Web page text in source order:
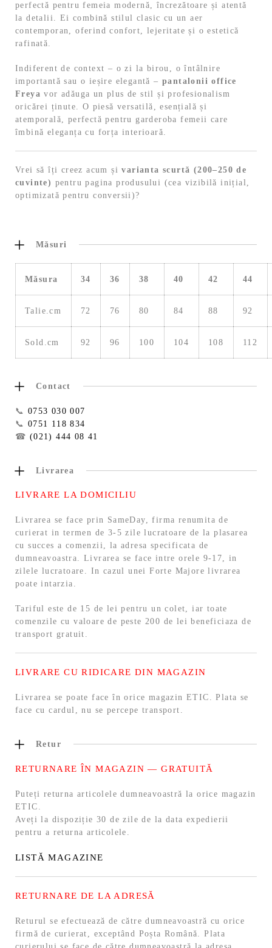
perfectă pentru femeia modernă, încrezătoare și atentă
la detalii. Ei combină stilul clasic cu un aer
contemporan, oferind confort, lejeritate și o estetică
rafinată.
Indiferent de context – o zi la birou, o întâlnire
importantă sau o ieșire elegantă – pantalonii office
Freya vor adăuga un plus de stil și profesionalism
oricărei ținute. O piesă versatilă, esențială și
atemporală, perfectă pentru garderoba femeii care
îmbină eleganța cu forța interioară.
Vrei să îți creez acum șivarianta scurtă (200–250 de
cuvinte) pentru pagina produsului (cea vizibilă inițial,
optimizată pentru conversii)?
Măsuri
Măsura 34 36 38 40 42 44
Talie.cm 72 76 80 84 88 92
Sold.cm 92 96 100 104 108 112
Contact
📞 0753 030 007
📞 0751 118 834
☎ (021) 444 08 41
Livrarea
LIVRARE LA DOMICILIU
Livrarea se face prin SameDay, firma renumita de
curierat in termen de 3-5 zile lucratoare de la plasarea
cu succes a comenzii, la adresa specificata de
dumneavoastra. Livrarea se face intre orele 9-17, in
zilele lucratoare. In cazul unei Forte Majore livrarea
poate intarzia.
Tariful este de 15 de lei pentru un colet, iar toate
comenzile cu valoare de peste 200 de lei beneficiaza de
transport gratuit.
LIVRARE CU RIDICARE DIN MAGAZIN
Livrarea se poate face în orice magazin ETIC. Plata se
face cu cardul, nu se percepe transport.
Retur
RETURNARE ÎN MAGAZIN — GRATUITĂ
Puteți returna articolele dumneavoastră la orice magazin
ETIC.
Aveți la dispoziție 30 de zile de la data expedierii
pentru a returna articolele.
LISTĂ MAGAZINE
RETURNARE DE LA ADRESĂ
Returul se efectuează de către dumneavoastră cu orice
firmă de curierat, exceptând Poșta Română. Plata